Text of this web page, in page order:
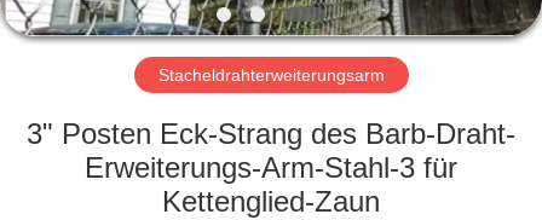
FABRIK-
AUSFLUG
QUALITÄTSKONTROLLE
Stacheldrahterweiterungsarm
3" Posten Eck-Strang des Barb-Draht-
Erweiterungs-Arm-Stahl-3 für
Kettenglied-Zaun